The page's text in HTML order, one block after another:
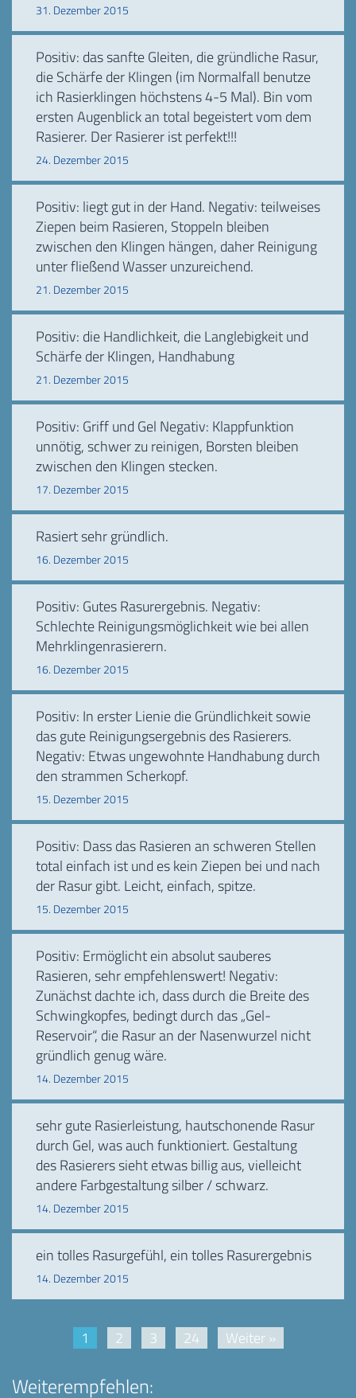
31. Dezember 2015
Positiv: das sanfte Gleiten, die gründliche Rasur,
die Schärfe der Klingen (im Normalfall benutze
ich Rasierklingen höchstens 4-5 Mal). Bin vom
ersten Augenblick an total begeistert vom dem
Rasierer. Der Rasierer ist perfekt!!!
24. Dezember 2015
Positiv: liegt gut in der Hand. Negativ: teilweises
Ziepen beim Rasieren, Stoppeln bleiben
zwischen den Klingen hängen, daher Reinigung
unter fließend Wasser unzureichend.
21. Dezember 2015
Positiv: die Handlichkeit, die Langlebigkeit und
Schärfe der Klingen, Handhabung
21. Dezember 2015
Positiv: Griff und Gel Negativ: Klappfunktion
unnötig, schwer zu reinigen, Borsten bleiben
zwischen den Klingen stecken.
17. Dezember 2015
Rasiert sehr gründlich.
16. Dezember 2015
Positiv: Gutes Rasurergebnis. Negativ:
Schlechte Reinigungsmöglichkeit wie bei allen
Mehrklingenrasierern.
16. Dezember 2015
Positiv: In erster Lienie die Gründlichkeit sowie
das gute Reinigungsergebnis des Rasierers.
Negativ: Etwas ungewohnte Handhabung durch
den strammen Scherkopf.
15. Dezember 2015
Positiv: Dass das Rasieren an schweren Stellen
total einfach ist und es kein Ziepen bei und nach
der Rasur gibt. Leicht, einfach, spitze.
15. Dezember 2015
Positiv: Ermöglicht ein absolut sauberes
Rasieren, sehr empfehlenswert! Negativ:
Zunächst dachte ich, dass durch die Breite des
Schwingkopfes, bedingt durch das „Gel-
Reservoir“, die Rasur an der Nasenwurzel nicht
gründlich genug wäre.
14. Dezember 2015
sehr gute Rasierleistung, hautschonende Rasur
durch Gel, was auch funktioniert. Gestaltung
des Rasierers sieht etwas billig aus, vielleicht
andere Farbgestaltung silber / schwarz.
14. Dezember 2015
ein tolles Rasurgefühl, ein tolles Rasurergebnis
14. Dezember 2015
1 2 3 24 Weiter »
Weiterempfehlen: